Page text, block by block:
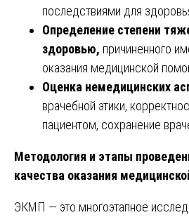
последствиями для
Определение степени
здоровью, причиненного
оказания медицинской
Оценка немедицинских
врачебной этики,
пациентом, сохранение
Методология и этапы
качества оказания
ЭКМП — это многоэтапное